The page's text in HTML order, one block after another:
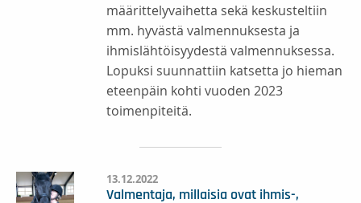
määrittelyvaihetta sekä keskusteltiin
mm. hyvästä valmennuksesta ja
ihmislähtöisyydestä valmennuksessa.
Lopuksi suunnattiin katsetta jo hieman
eteenpäin kohti vuoden 2023
toimenpiteitä.
13.12.2022
Valmentaja, millaisia ovat ihmis-,